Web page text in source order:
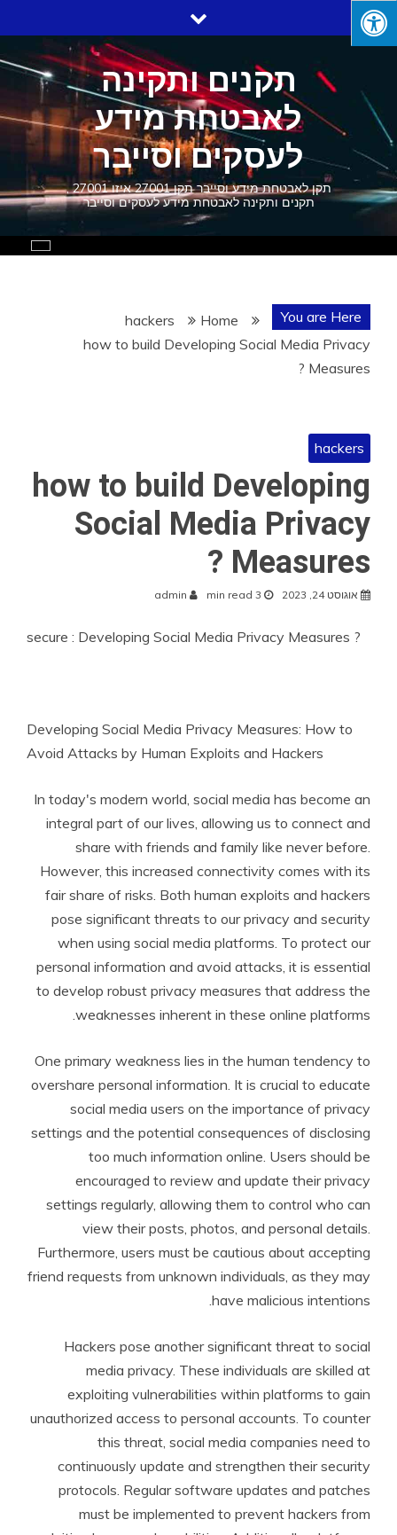
Skip
to
תקנים ותקינה
לאבטחת מידע
לעסקים וסייבר
תקן לאבטחת מידע וסייבר תקן 27001 איזו 27001 ,
תקנים ותקינה לאבטחת מידע לעסקים וסייבר
You are Here
Home
hackers
how to build Developing Social Media Privacy
Measures ?
hackers
how to build Developing
Social Media Privacy
Measures ?
אוגוסט 24, 2023 3 min read
admin
secure : Developing Social Media Privacy Measures ?
Developing Social Media Privacy Measures: How to
Avoid Attacks by Human Exploits and Hackers
In today's modern world, social media has become an
integral part of our lives, allowing us to connect and
share with friends and family like never before.
However, this increased connectivity comes with its
fair share of risks. Both human exploits and hackers
pose significant threats to our privacy and security
when using social media platforms. To protect our
personal information and avoid attacks, it is essential
to develop robust privacy measures that address the
weaknesses inherent in these online platforms.
One primary weakness lies in the human tendency to
overshare personal information. It is crucial to educate
social media users on the importance of privacy
settings and the potential consequences of disclosing
too much information online. Users should be
encouraged to review and update their privacy
settings regularly, allowing them to control who can
view their posts, photos, and personal details.
Furthermore, users must be cautious about accepting
friend requests from unknown individuals, as they may
have malicious intentions.
Hackers pose another significant threat to social
media privacy. These individuals are skilled at
exploiting vulnerabilities within platforms to gain
unauthorized access to personal accounts. To counter
this threat, social media companies need to
continuously update and strengthen their security
protocols. Regular software updates and patches
must be implemented to prevent hackers from